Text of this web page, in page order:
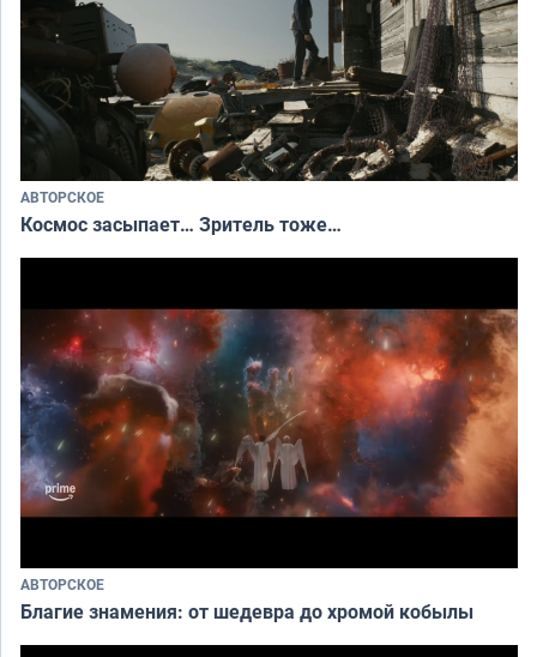
АВТОРСКОЕ
Космос засыпает… Зритель тоже…
АВТОРСКОЕ
Благие знамения: от шедевра до хромой кобылы